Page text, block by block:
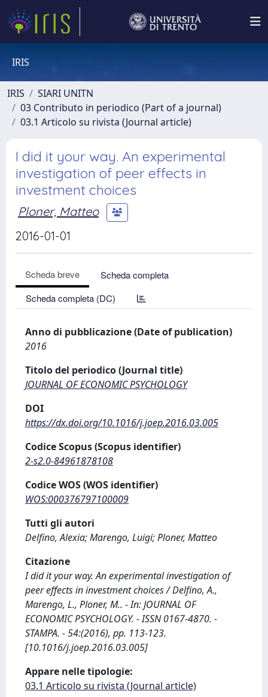
IRIS
IRIS
SIARI UNITN
03 Contributo in periodico (Part of a journal)
03.1 Articolo su rivista (Journal article)
I did it your way. An experimental
investigation of peer effects in
investment choices
Ploner, Matteo
2016-01-01
Scheda breve
Scheda completa
Scheda completa (DC)
Anno di pubblicazione (Date of publication)
2016
Titolo del periodico (Journal title)
JOURNAL OF ECONOMIC PSYCHOLOGY
DOI
https://dx.doi.org/10.1016/j.joep.2016.03.005
Codice Scopus (Scopus identifier)
2-s2.0-84961878108
Codice WOS (WOS identifier)
WOS:000376797100009
Tutti gli autori
Delfino, Alexia; Marengo, Luigi; Ploner, Matteo
Citazione
I did it your way. An experimental investigation of
peer effects in investment choices / Delfino, A.,
Marengo, L., Ploner, M.. - In: JOURNAL OF
ECONOMIC PSYCHOLOGY. - ISSN 0167-4870. -
STAMPA. - 54:(2016), pp. 113-123.
[10.1016/j.joep.2016.03.005]
Appare nelle tipologie:
03.1 Articolo su rivista (Journal article)